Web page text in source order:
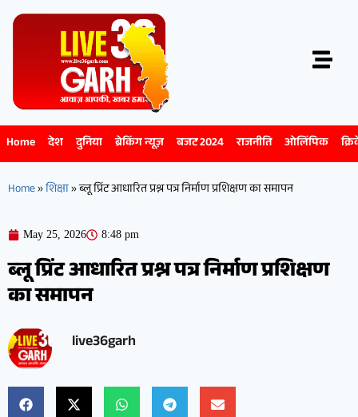
Home देश दुनिया ब्रेकिंग न्यूज़ बजट 2024 राजनीति ओलिंपिक
Home»शिक्षा»ब्लू प्रिंट आधारित प्रश्न पत्र निर्माण प्रशिक्षण का समापन
May 25, 2026 8:48 pm
ब्लू प्रिंट आधारित प्रश्न पत्र निर्माण प्रशिक्षण
का समापन
live36garh